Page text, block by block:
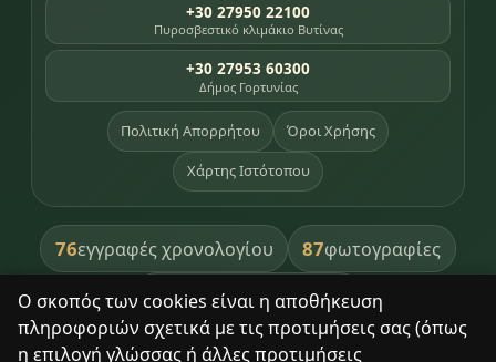
Ο σκοπός των cookies είναι η αποθήκευση
πληροφοριών σχετικά με τις προτιμήσεις σας (όπως
η επιλογή γλώσσας ή άλλες προτιμήσεις
+30 27950 22100
Πυροσβεστικό κλιμάκιο Βυτίνας
+30 27953 60300
Δήμος Γορτυνίας
Πολιτική Απορρήτου Όροι Χρήσης
Χάρτης Ιστότοπου
76εγγραφές χρονολογίου 87φωτογραφίες
391βιβλία βιβλιοθήκης
8σημεία κληρονομιάς